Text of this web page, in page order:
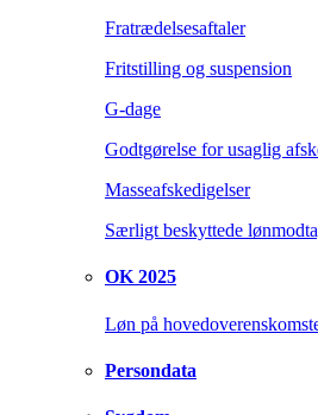
Fratrædelsesaftaler
Fritstilling og suspension
G-dage
Godtgørelse for usaglig
Masseafskedigelser
Særligt beskyttede
OK 2025
Løn på
Persondata